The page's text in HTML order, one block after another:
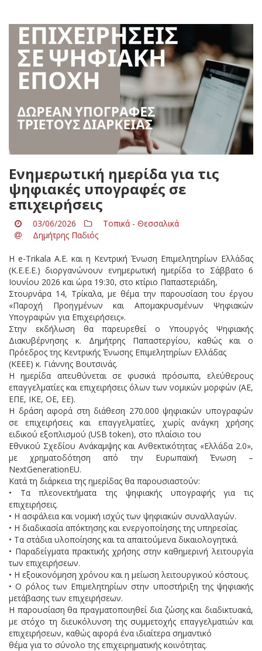
Ενημερωτική ημερίδα για τις
ψηφιακές υπογραφές σε
επιχειρήσεις
03/06/2026
Τοπικά - Θεσσαλικά
Δημήτρης Παδιός
Η e-Trikala A.E. και η Κεντρική Ένωση Επιμελητηρίων Ελλάδας
(Κ.Ε.Ε.Ε.) διοργανώνουν ενημερωτική ημερίδα το Σάββατο 6
Ιουνίου 2026 και ώρα 19:30, στο κτίριο Παπαστεριάδη,
Στουρνάρα 14, Τρίκαλα, με θέμα την παρουσίαση του έργου
«Παροχή Προηγμένων και Απομακρυσμένων Ψηφιακών
Υπογραφών για Επιχειρήσεις».
Στην εκδήλωση θα παρευρεθεί ο Υπουργός Ψηφιακής
Διακυβέρνησης κ. Δημήτρης Παπαστεργίου, καθώς και ο
Πρόεδρος της Κεντρικής Ένωσης Επιμελητηρίων Ελλάδας
(ΚΕΕΕ) κ. Γιάννης Βουτσινάς.
Η ημερίδα απευθύνεται σε φυσικά πρόσωπα, ελεύθερους
επαγγελματίες και επιχειρήσεις όλων των νομικών μορφών (ΑΕ,
ΕΠΕ, ΙΚΕ, ΟΕ, ΕΕ).
Η δράση αφορά στη διάθεση 270.000 ψηφιακών υπογραφών
σε επιχειρήσεις και επαγγελματίες, χωρίς ανάγκη χρήσης
ειδικού εξοπλισμού (USB token), στο πλαίσιο του
Εθνικού Σχεδίου Ανάκαμψης και Ανθεκτικότητας «Ελλάδα 2.0»,
με χρηματοδότηση από την Ευρωπαϊκή Ένωση –
NextGenerationEU.
Κατά τη διάρκεια της ημερίδας θα παρουσιαστούν:
• Τα πλεονεκτήματα της ψηφιακής υπογραφής για τις
επιχειρήσεις.
• Η ασφάλεια και νομική ισχύς των ψηφιακών συναλλαγών.
• Η διαδικασία απόκτησης και ενεργοποίησης της υπηρεσίας.
• Τα στάδια υλοποίησης και τα απαιτούμενα δικαιολογητικά.
• Παραδείγματα πρακτικής χρήσης στην καθημερινή λειτουργία
των επιχειρήσεων.
• Η εξοικονόμηση χρόνου και η μείωση λειτουργικού κόστους.
• Ο ρόλος των Επιμελητηρίων στην υποστήριξη της ψηφιακής
μετάβασης των επιχειρήσεων.
Η παρουσίαση θα πραγματοποιηθεί δια ζώσης και διαδικτυακά,
με στόχο τη διευκόλυνση της συμμετοχής επαγγελματιών και
επιχειρήσεων, καθώς αφορά ένα ιδιαίτερα σημαντικό
θέμα για το σύνολο της επιχειρηματικής κοινότητας.